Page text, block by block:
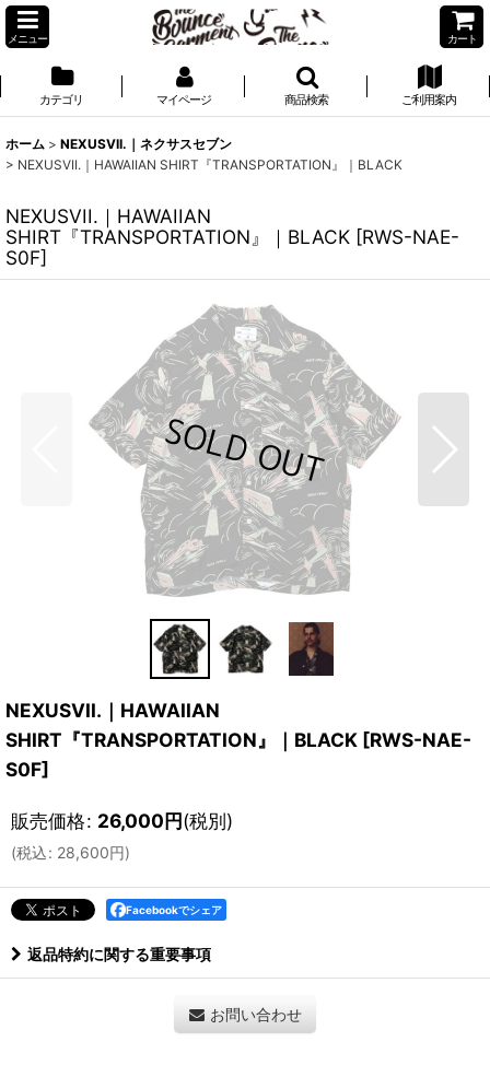
メニュー カート
カテゴリ マイページ 商品検索 ご利用案内
ホーム > NEXUSVII.｜ネクサスセブン
> NEXUSVII.｜HAWAIIAN SHIRT『TRANSPORTATION』｜BLACK
NEXUSVII.｜HAWAIIAN
SHIRT『TRANSPORTATION』｜BLACK [RWS-NAE-
S0F]
NEXUSVII.｜HAWAIIAN
SHIRT『TRANSPORTATION』｜BLACK [RWS-NAE-
S0F]
販売価格: 26,000円(税別)
(税込: 28,600円)
Facebookでシェア
返品特約に関する重要事項
お問い合わせ